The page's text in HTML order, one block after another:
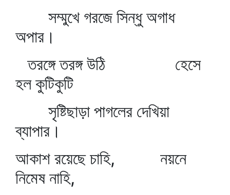
সম্মুখে গরজে সিন্ধু অগাধ
অপার।
তরঙ্গে তরঙ্গ উঠি হেসে
হল কুটিকুটি
সৃষ্টিছাড়া পাগলের দেখিয়া
ব্যাপার।
আকাশ রয়েছে চাহি, নয়নে
নিমেষ নাহি,